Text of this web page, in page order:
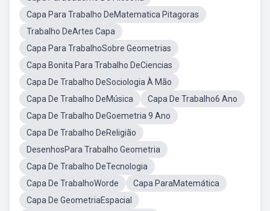
Capa Para Trabalho DeMatematica Pitagoras
Trabalho DeArtes Capa
Capa Para TrabalhoSobre Geometrias
Capa Bonita Para Trabalho DeCiencias
Capa De Trabalho DeSociologia À Mão
Capa De Trabalho DeMúsica
Capa De Trabalho6 Ano
Capa De Trabalho DeGoemetria 9 Ano
Capa De Trabalho DeReligião
DesenhosPara Trabalho Geometria
Capa De Trabalho DeTecnologia
Capa De TrabalhoWorde
Capa ParaMatemática
Capa De GeometriaEspacial